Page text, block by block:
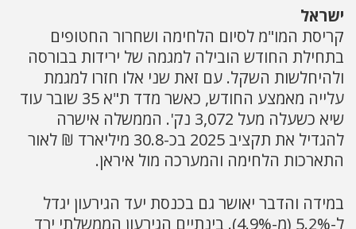
ישראל
קריסת המו"מ לסיום הלחימה ושחרור החטופים
בתחילת החודש הובילה למגמה של ירידות בבורסה
ולהיחלשות השקל. עם זאת שני אלו חזרו למגמת
עלייה מאמצע החודש, כאשר מדד ת"א 35 שובר עוד
שיא כשעלה מעל 3,072 נק'. הממשלה אישרה
להגדיל את תקציב 2025 בכ-30.8 מיליארד ₪ לאור
התארכות הלחימה והמערכה מול איראן.
במידה והדבר יאושר גם בכנסת יעד הגירעון יגדל
ל-5.2% (מ-4.9%). בינתיים הגירעון הממשלתי ירד